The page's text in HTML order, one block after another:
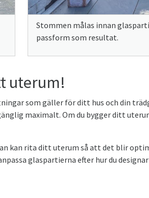
Stommen målas innan
passform som resultat.
uterum!
som gäller för ditt hus och din
maximalt. Om du bygger ditt
kan rita ditt uterum så att det blir
glaspartierna efter hur du